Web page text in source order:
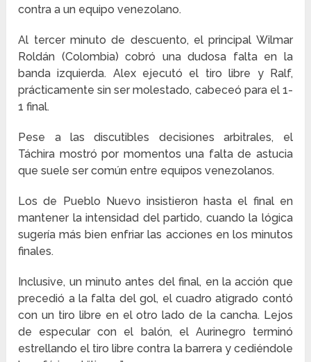
contra a un equipo venezolano.
Al tercer minuto de descuento, el principal Wilmar
Roldán (Colombia) cobró una dudosa falta en la
banda izquierda. Alex ejecutó el tiro libre y Ralf,
prácticamente sin ser molestado, cabeceó para el 1-
1 final.
Pese a las discutibles decisiones arbitrales, el
Táchira mostró por momentos una falta de astucia
que suele ser común entre equipos venezolanos.
Los de Pueblo Nuevo insistieron hasta el final en
mantener la intensidad del partido, cuando la lógica
sugería más bien enfriar las acciones en los minutos
finales.
Inclusive, un minuto antes del final, en la acción que
precedió a la falta del gol, el cuadro atigrado contó
con un tiro libre en el otro lado de la cancha. Lejos
de especular con el balón, el Aurinegro terminó
estrellando el tiro libre contra la barrera y cediéndole